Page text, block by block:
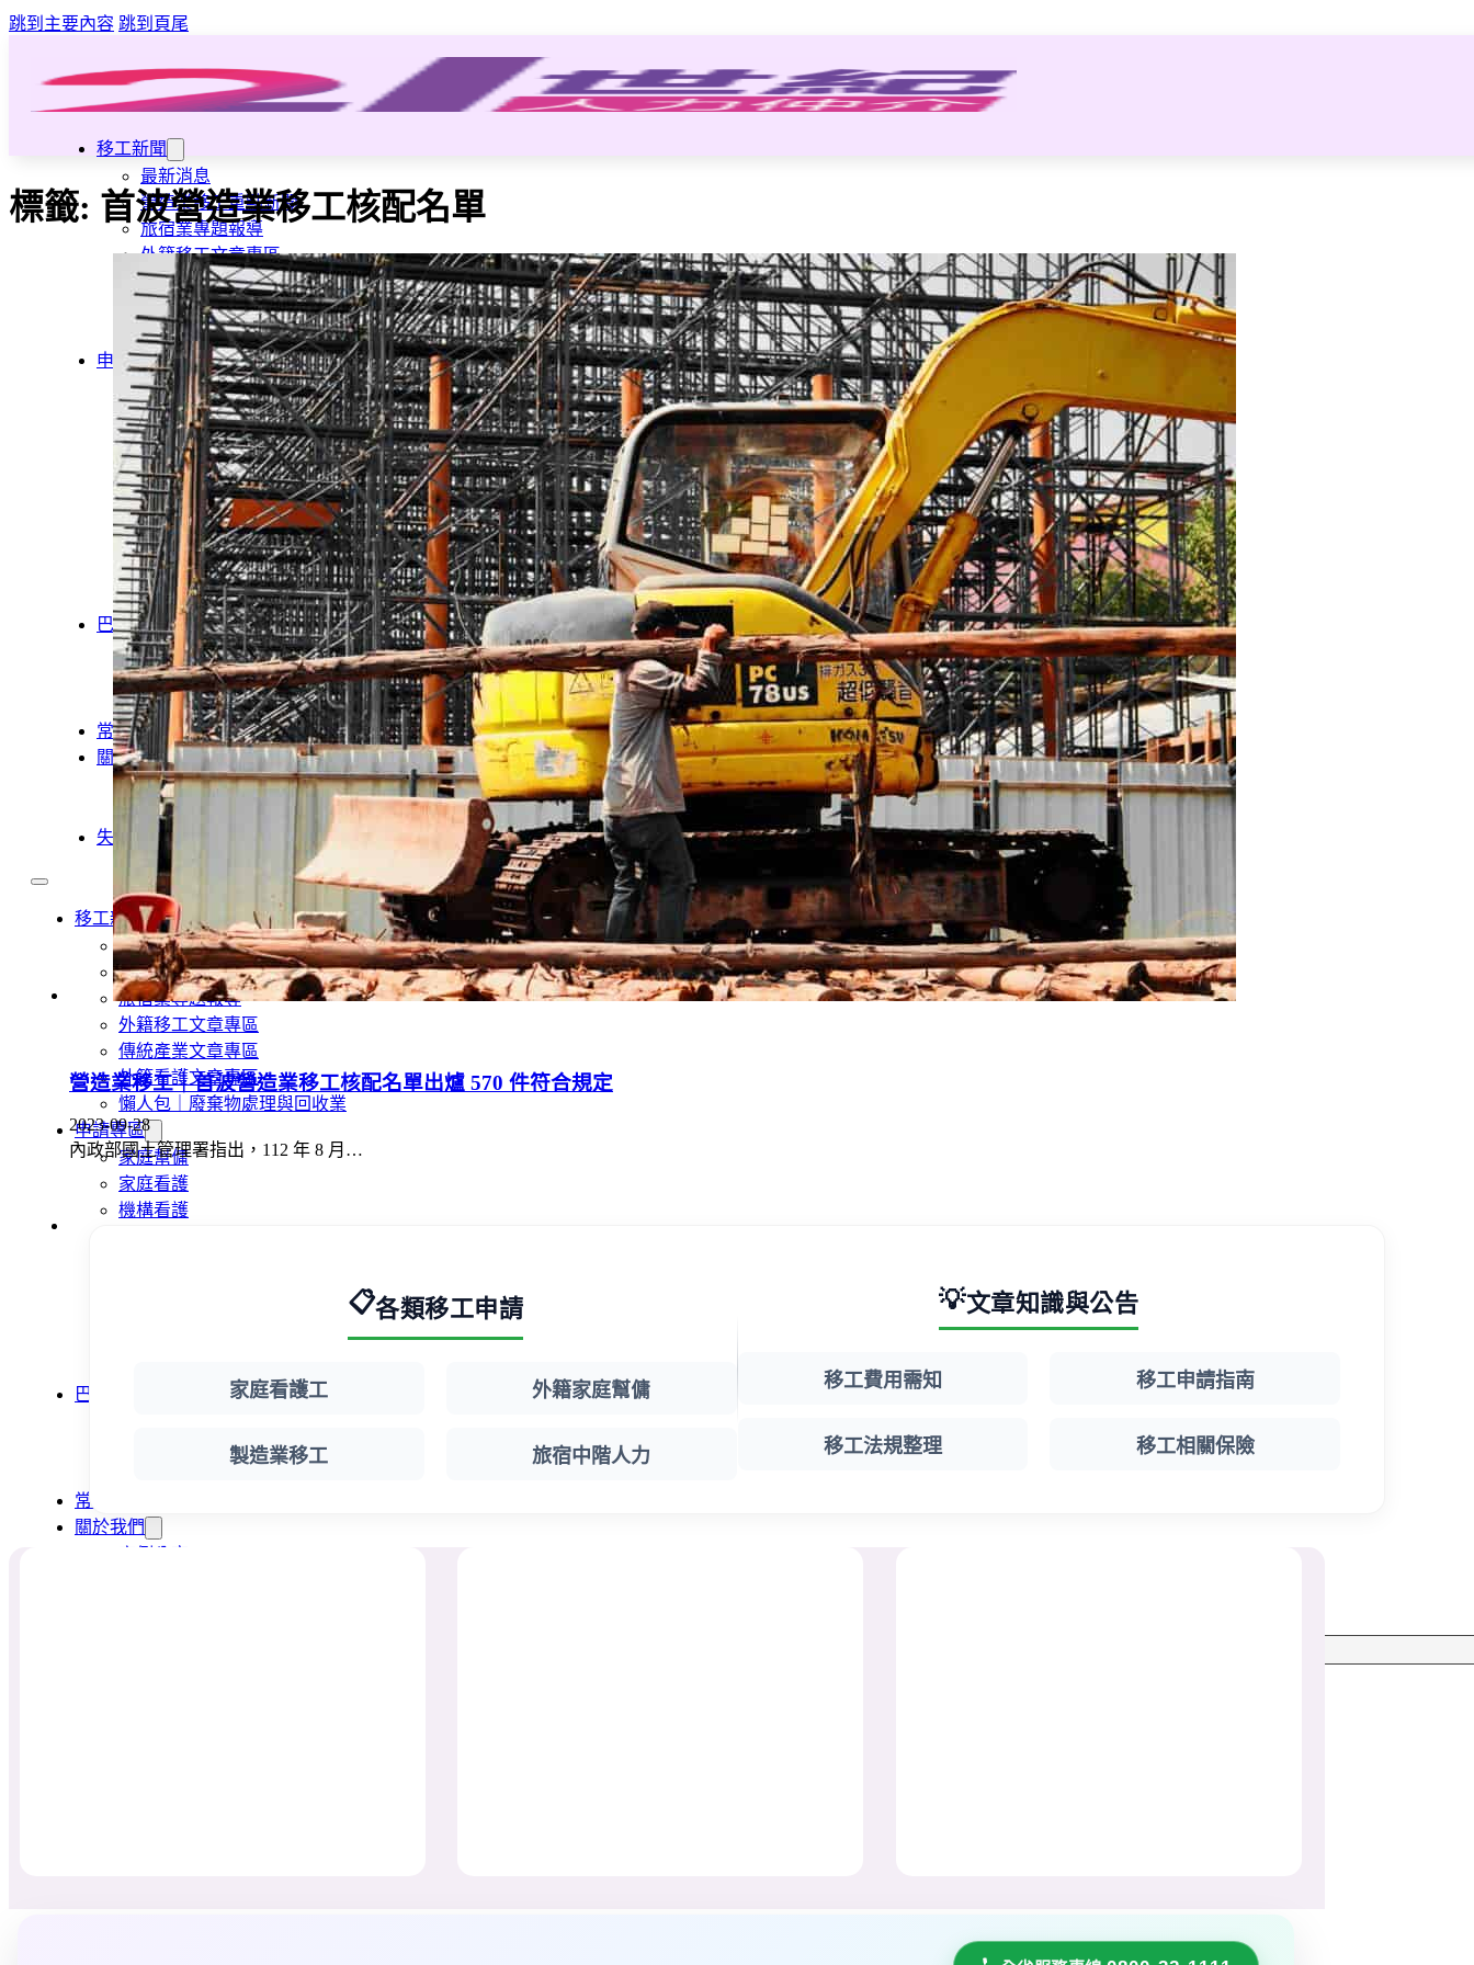
跳到主要內容 跳到頁尾
移工新聞
最新消息
營造業移工重點新聞
旅宿業專題報導
外籍移工文章專區
傳統產業文章專區
外籍看護文章專區
懶人包｜廢棄物處理與回收業
申請專區
家庭幫傭
家庭看護
機構看護
資源回收業移工
製造業移工
白領專業移工
農業移工
營造業移工
餐飲旅宿-實習生專區
巴氏量表
「3分鐘」巴氏量表評估
巴氏量表是什麼?
多元免評
常見問題
關於我們
案例分享
A級人力仲介廣告
失聯協尋
移工新聞
最新消息
營造業移工重點新聞
旅宿業專題報導
外籍移工文章專區
傳統產業文章專區
外籍看護文章專區
懶人包｜廢棄物處理與回收業
申請專區
家庭幫傭
家庭看護
機構看護
巴氏量表
巴氏量表是什麼?
常見問題
關於我們
標籤: 首波營造業移工核配名單
營造業移工｜首波營造業移工核配名單出爐 570 件符合規定
2023-09-28
內政部國土管理署指出，112 年 8 月…
📋各類移工申請
家庭看護工 外籍家庭幫傭
製造業移工 旅宿中階人力
💡文章知識與公告
移工費用需知 移工申請指南
移工法規整理 移工相關保險